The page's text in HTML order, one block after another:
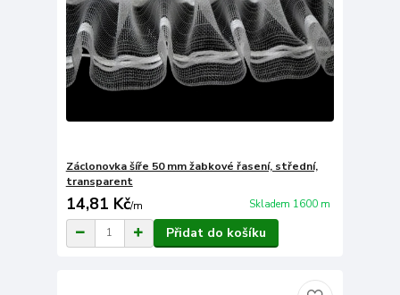
Záclonovka šíře 50 mm žabkové řasení, střední,
transparent
14,81 Kč/m Skladem 1600 m
Přidat do košíku